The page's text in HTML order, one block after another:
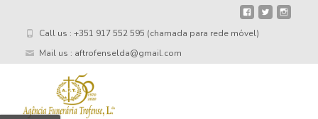
Call us : +351 917 552 595 (chamada para rede móvel)
Mail us : aftrofenselda@gmail.com